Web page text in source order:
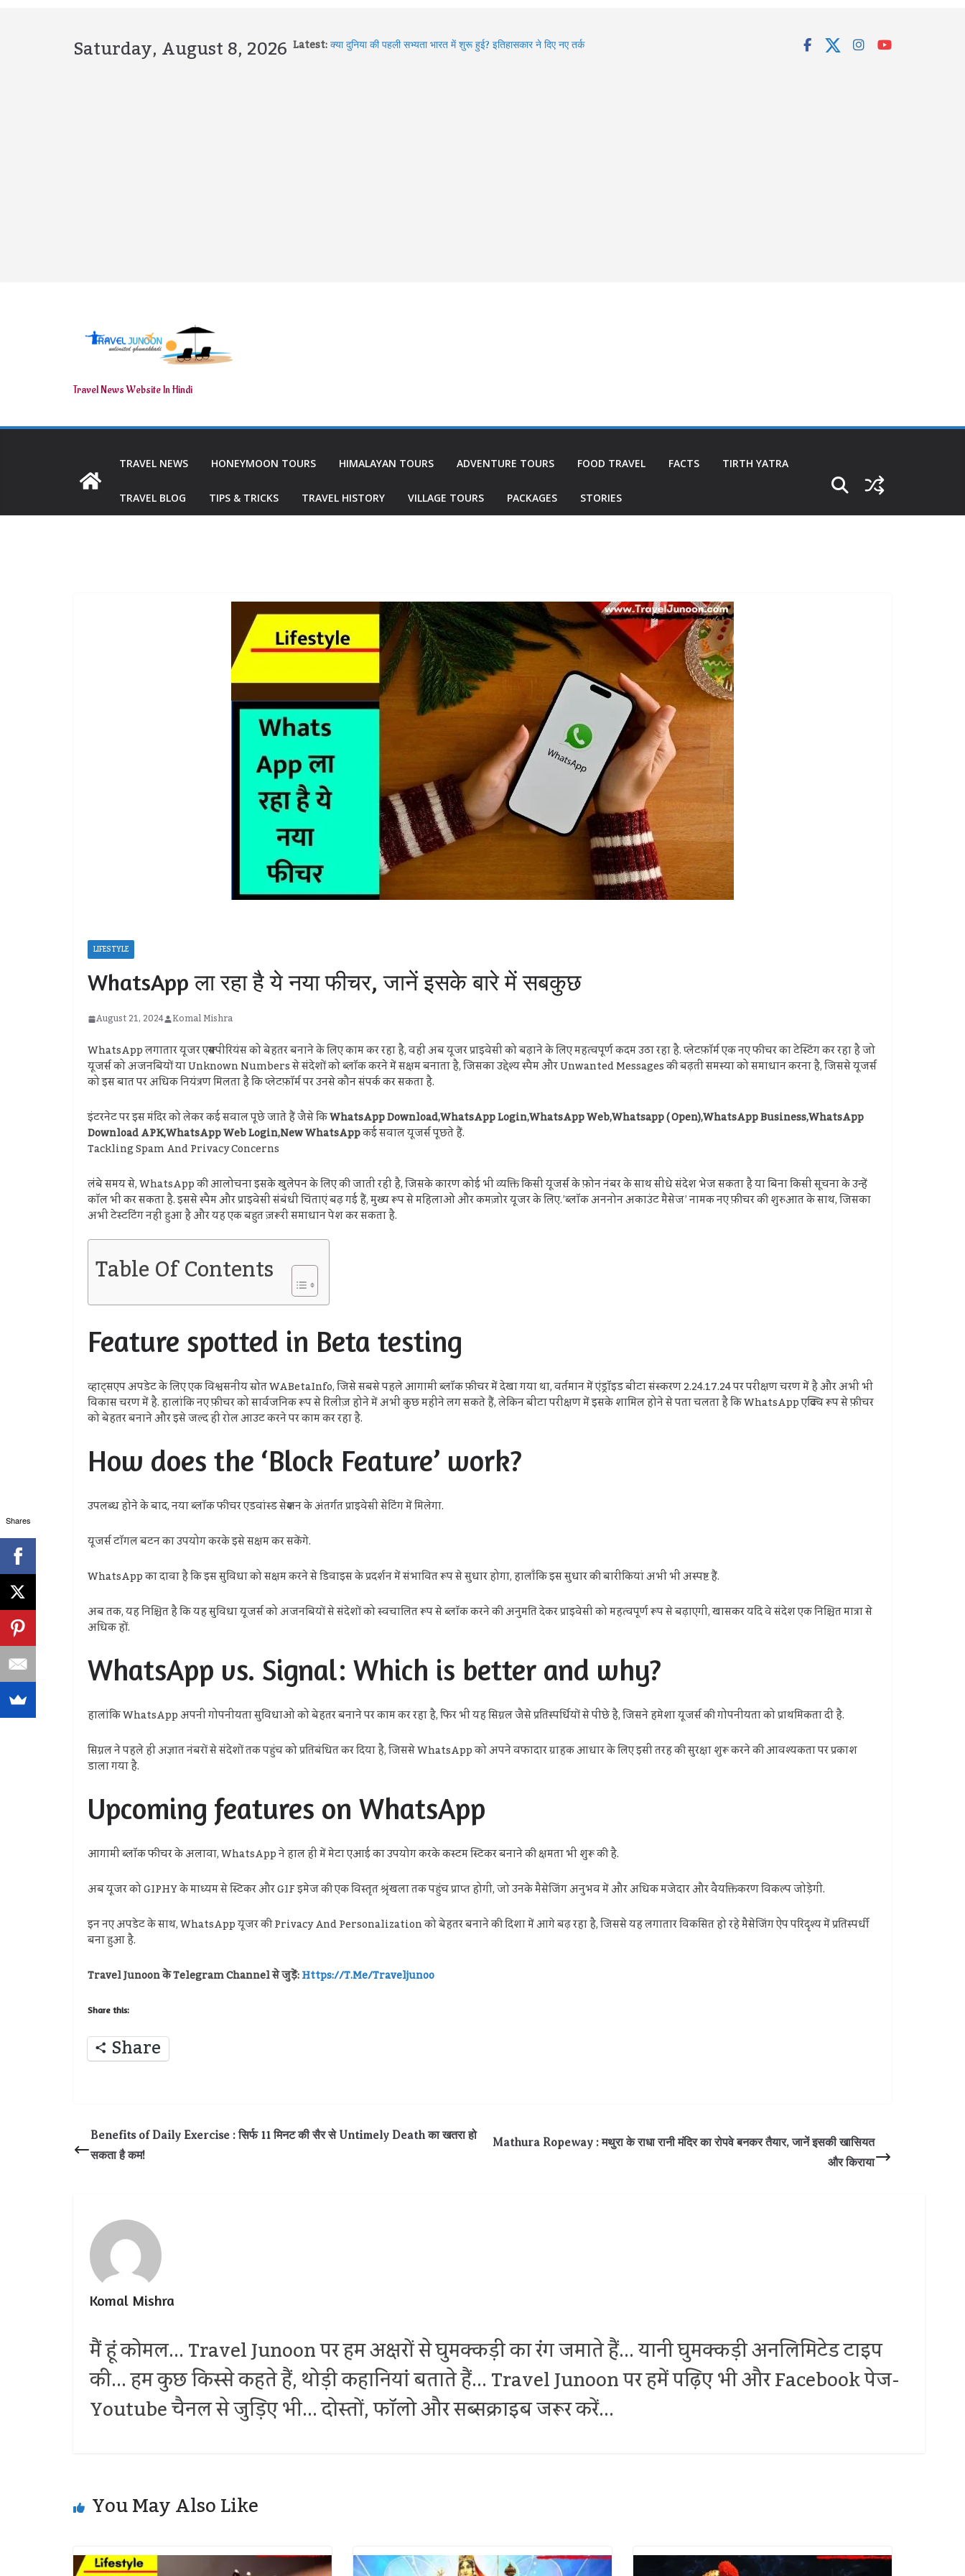
Saturday, August 8, 2026 Latest: क्या दुनिया की पहली सभ्यता भारत में शुरू हुई? इतिहासकार ने दिए नए तर्क
Travel News Website In Hindi
TRAVEL NEWS HONEYMOON TOURS HIMALAYAN TOURS ADVENTURE TOURS FOOD TRAVEL FACTS TIRTH YATRA
TRAVEL BLOG TIPS & TRICKS TRAVEL HISTORY VILLAGE TOURS PACKAGES STORIES
LIFESTYLE
WhatsApp ला रहा है ये नया फीचर, जानें इसके बारे में सबकुछ
August 21, 2024 Komal Mishra
WhatsApp लगातार यूजर एक्सपीरियंस को बेहतर बनाने के लिए काम कर रहा है, वही अब यूजर प्राइवेसी को बढ़ाने के लिए महत्वपूर्ण कदम उठा रहा है. प्लेटफ़ॉर्म एक नए फीचर का टेस्टिंग कर रहा है जो
यूजर्स को अजनबियों या Unknown Numbers से संदेशों को ब्लॉक करने में सक्षम बनाता है, जिसका उद्देश्य स्पैम और Unwanted Messages की बढ़ती समस्या को समाधान करना है, जिससे यूजर्स
को इस बात पर अधिक नियंत्रण मिलता है कि प्लेटफ़ॉर्म पर उनसे कौन संपर्क कर सकता है.
इंटरनेट पर इस मंदिर को लेकर कई सवाल पूछे जाते हैं जैसे किWhatsApp Download,WhatsApp Login,WhatsApp Web,whatsapp ( Open),WhatsApp Business,WhatsApp
Download APK,WhatsApp Web Login,New WhatsAppकई सवाल यूजर्स पूछते हैं.
Tackling Spam And Privacy Concerns
लंबे समय से, WhatsApp की आलोचना इसके खुलेपन के लिए की जाती रही है, जिसके कारण कोई भी व्यक्ति किसी यूजर्स के फ़ोन नंबर के साथ सीधे संदेश भेज सकता है या बिना किसी सूचना के उन्हें
कॉल भी कर सकता है. इससे स्पैम और प्राइवेसी संबंधी चिंताएं बढ़ गई हैं, मुख्य रूप से महिलाओं और कमज़ोर यूजर के लिए.’ब्लॉक अननोन अकाउंट मैसेज’ नामक नए फ़ीचर की शुरुआत के साथ, जिसका
अभी टेस्टटिंग नहीं हुआ है और यह एक बहुत ज़रूरी समाधान पेश कर सकता है.
Table Of Contents
Feature spotted in Beta testing
व्हाट्सएप अपडेट के लिए एक विश्वसनीय स्रोत WABetaInfo, जिसे सबसे पहले आगामी ब्लॉक फ़ीचर में देखा गया था, वर्तमान में एंड्रॉइड बीटा संस्करण 2.24.17.24 पर परीक्षण चरण में है और अभी भी
विकास चरण में है. हालांकि नए फ़ीचर को सार्वजनिक रूप से रिलीज़ होने में अभी कुछ महीने लग सकते हैं, लेकिन बीटा परीक्षण में इसके शामिल होने से पता चलता है कि WhatsApp एक्टिव रूप से फ़ीचर
को बेहतर बनाने और इसे जल्द ही रोल आउट करने पर काम कर रहा है.
How does the ‘Block Feature’ work?
उपलब्ध होने के बाद, नया ब्लॉक फीचर एडवांस्ड सेक्शन के अंतर्गत प्राइवेसी सेटिंग में मिलेगा.
यूजर्स टॉगल बटन का उपयोग करके इसे सक्षम कर सकेंगे.
WhatsApp का दावा है कि इस सुविधा को सक्षम करने से डिवाइस के प्रदर्शन में संभावित रूप से सुधार होगा, हालाँकि इस सुधार की बारीकियां अभी भी अस्पष्ट हैं.
अब तक, यह निश्चित है कि यह सुविधा यूजर्स को अजनबियों से संदेशों को स्वचालित रूप से ब्लॉक करने की अनुमति देकर प्राइवेसी को महत्वपूर्ण रूप से बढ़ाएगी, खासकर यदि वे संदेश एक निश्चित मात्रा से
अधिक हों.
WhatsApp vs. Signal: Which is better and why?
हालांकि WhatsApp अपनी गोपनीयता सुविधाओं को बेहतर बनाने पर काम कर रहा है, फिर भी यह सिग्नल जैसे प्रतिस्पर्धियों से पीछे है, जिसने हमेशा यूजर्स की गोपनीयता को प्राथमिकता दी है.
सिग्नल ने पहले ही अज्ञात नंबरों से संदेशों तक पहुंच को प्रतिबंधित कर दिया है, जिससे WhatsApp को अपने वफादार ग्राहक आधार के लिए इसी तरह की सुरक्षा शुरू करने की आवश्यकता पर प्रकाश
डाला गया है.
Upcoming features on WhatsApp
आगामी ब्लॉक फीचर के अलावा, WhatsApp ने हाल ही में मेटा एआई का उपयोग करके कस्टम स्टिकर बनाने की क्षमता भी शुरू की है.
अब यूजर को GIPHY के माध्यम से स्टिकर और GIF इमेज की एक विस्तृत श्रृंखला तक पहुंच प्राप्त होगी, जो उनके मैसेजिंग अनुभव में और अधिक मजेदार और वैयक्तिकरण विकल्प जोड़ेगी.
इन नए अपडेट के साथ, WhatsApp यूजर की Privacy And Personalization को बेहतर बनाने की दिशा में आगे बढ़ रहा है, जिससे यह लगातार विकसित हो रहे मैसेजिंग ऐप परिदृश्य में प्रतिस्पर्धी
बना हुआ है.
Travel Junoon के Telegram Channel से जुड़ें:Https://t.me/traveljunoo
Share this:
Share
Benefits of Daily Exercise : सिर्फ 11 मिनट की सैर से Untimely Death का खतरा हो
सकता है कम!
Mathura Ropeway : मथुरा के राधा रानी मंदिर का रोपवे बनकर तैयार, जानें इसकी खासियत
और किराया
Komal Mishra
मैं हूं कोमल... Travel Junoon पर हम अक्षरों से घुमक्कड़ी का रंग जमाते हैं... यानी घुमक्कड़ी अनलिमिटेड टाइप
की... हम कुछ किस्से कहते हैं, थोड़ी कहानियां बताते हैं... Travel Junoon पर हमें पढ़िए भी और Facebook पेज-
Youtube चैनल से जुड़िए भी... दोस्तों, फॉलो और सब्सक्राइब जरूर करें...
You May Also Like
Shares